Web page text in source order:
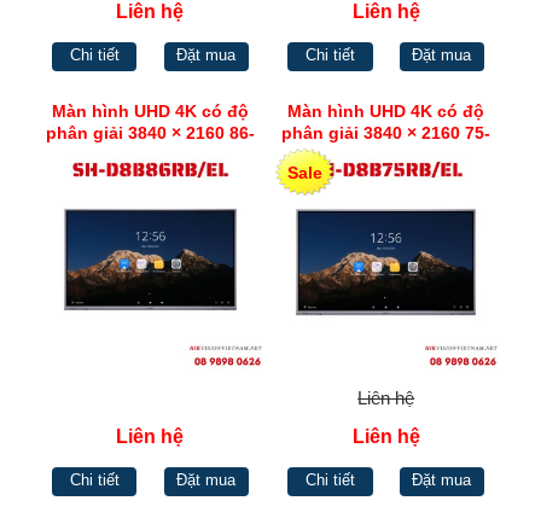
Liên hệ
Chi tiết Đặt mua
Liên hệ
Chi tiết Đặt mua
Màn hình UHD 4K có độ
phân giải 3840 × 2160 86-
Hikvision SH-D8B86RB/EL
Liên hệ
Chi tiết Đặt mua
Màn hình UHD 4K có độ
phân giải 3840 × 2160 75-
inch 4K Interactive Display
Hikvision SH-D8B75RB/EL
Sale
Liên hệ
Liên hệ
Chi tiết Đặt mua